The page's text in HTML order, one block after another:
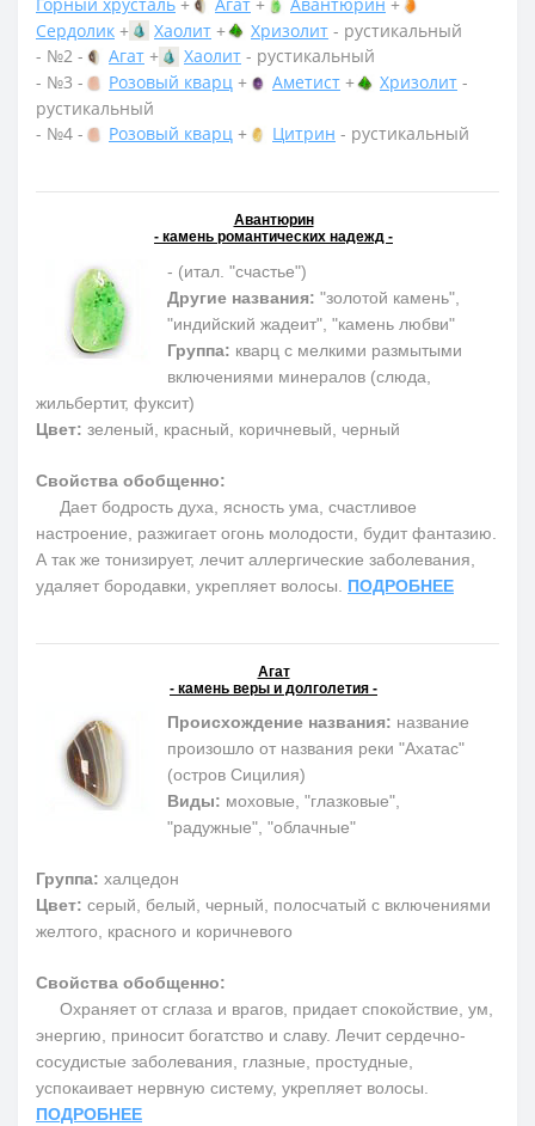
Сердолик + Хаолит + Хризолит - рустикальный
- №2 -
Агат + Хаолит - рустикальный
- №3 -
Розовый кварц + Аметист + Хризолит -
рустикальный
- №4 -
Розовый кварц + Цитрин - рустикальный
Авантюрин
- камень романтических надежд -
- (итал. "счастье")
Другие названия: "золотой камень",
"индийский жадеит", "камень любви"
Группа: кварц с мелкими размытыми
включениями минералов (слюда,
жильбертит, фуксит)
Цвет: зеленый, красный, коричневый, черный
Свойства обобщенно:
Дает бодрость духа, ясность ума, счастливое
настроение, разжигает огонь молодости, будит фантазию.
А так же тонизирует, лечит аллергические заболевания,
удаляет бородавки, укрепляет волосы. ПОДРОБНЕЕ
Агат
- камень веры и долголетия -
Происхождение названия: название
произошло от названия реки "Ахатас"
(остров Сицилия)
Виды: моховые, "глазковые",
"радужные", "облачные"
Группа: халцедон
Цвет: серый, белый, черный, полосчатый с включениями
желтого, красного и коричневого
Свойства обобщенно:
Охраняет от сглаза и врагов, придает спокойствие, ум,
энергию, приносит богатство и славу. Лечит сердечно-
сосудистые заболевания, глазные, простудные,
успокаивает нервную систему, укрепляет волосы.
ПОДРОБНЕЕ